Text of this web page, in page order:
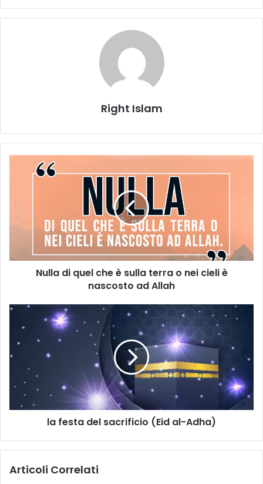
Right Islam
Nulla di quel che è sulla terra o nei cieli è
nascosto ad Allah
la festa del sacrificio (Eid al-Adha)
Articoli Correlati